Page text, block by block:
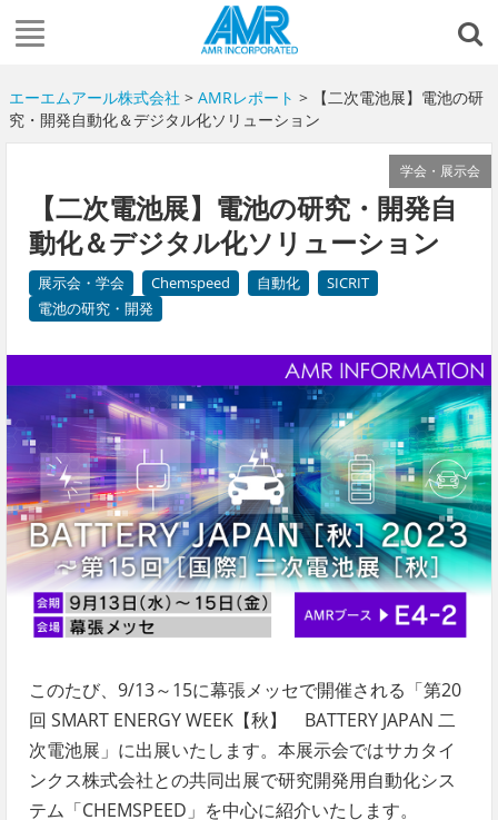
エーエムアール株式会社 > AMRレポート > 【二次電池展】電池の研
究・開発自動化＆デジタル化ソリューション
学会・展示会
【二次電池展】電池の研究・開発自
動化＆デジタル化ソリューション
展示会・学会 Chemspeed 自動化
SICRIT
電池の研究・開発
このたび、9/13～15に幕張メッセで開催される「第20
回 SMART ENERGY WEEK【秋】 BATTERY JAPAN 二
次電池展」に出展いたします。本展示会ではサカタイ
ンクス株式会社との共同出展で研究開発用自動化シス
テム「CHEMSPEED」を中心に紹介いたします。